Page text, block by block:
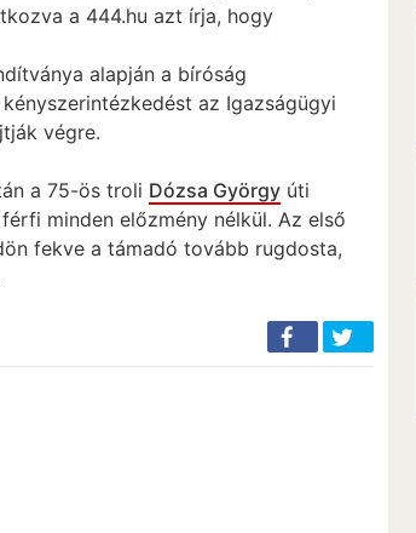
a 444.hu azt írja, hogy
alapján a bíróság
az Igazságügyi
végre.
a 75-ös troli Dózsa György úti
minden előzmény nélkül. Az első
fekve a támadó tovább rugdosta,